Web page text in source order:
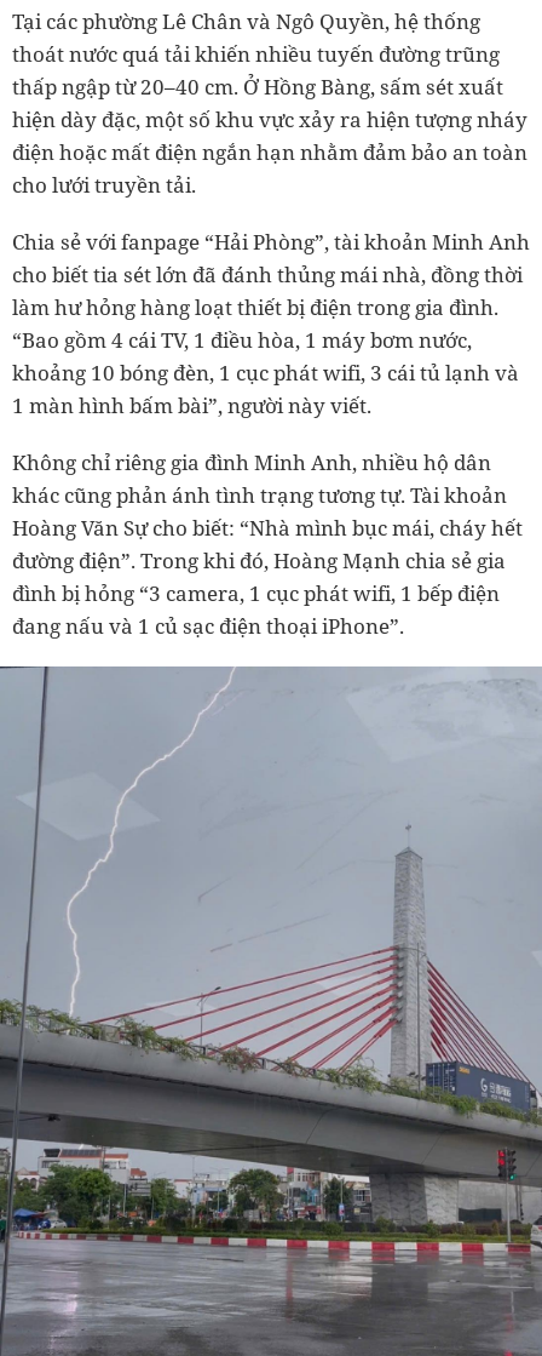
Tại các phường Lê Chân và Ngô Quyền, hệ thống
thoát nước quá tải khiến nhiều tuyến đường trũng
thấp ngập từ 20–40 cm. Ở Hồng Bàng, sấm sét xuất
hiện dày đặc, một số khu vực xảy ra hiện tượng nháy
điện hoặc mất điện ngắn hạn nhằm đảm bảo an toàn
cho lưới truyền tải.
Chia sẻ với fanpage “Hải Phòng”, tài khoản Minh Anh
cho biết tia sét lớn đã đánh thủng mái nhà, đồng thời
làm hư hỏng hàng loạt thiết bị điện trong gia đình.
“Bao gồm 4 cái TV, 1 điều hòa, 1 máy bơm nước,
khoảng 10 bóng đèn, 1 cục phát wifi, 3 cái tủ lạnh và
1 màn hình bấm bài”, người này viết.
Không chỉ riêng gia đình Minh Anh, nhiều hộ dân
khác cũng phản ánh tình trạng tương tự. Tài khoản
Hoàng Văn Sự cho biết: “Nhà mình bục mái, cháy hết
đường điện”. Trong khi đó, Hoàng Mạnh chia sẻ gia
đình bị hỏng “3 camera, 1 cục phát wifi, 1 bếp điện
đang nấu và 1 củ sạc điện thoại iPhone”.